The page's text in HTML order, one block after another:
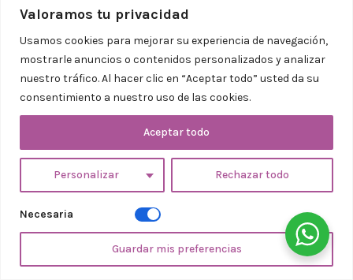
Valoramos tu privacidad
Usamos cookies para mejorar su experiencia de navegación,
mostrarle anuncios o contenidos personalizados y analizar
nuestro tráfico. Al hacer clic en “Aceptar todo” usted da su
consentimiento a nuestro uso de las cookies.
Personalizar Rechazar todo
Aceptar todo
Necesaria
Guardar mis preferencias
Cistelles i
pastissos
De bolquers